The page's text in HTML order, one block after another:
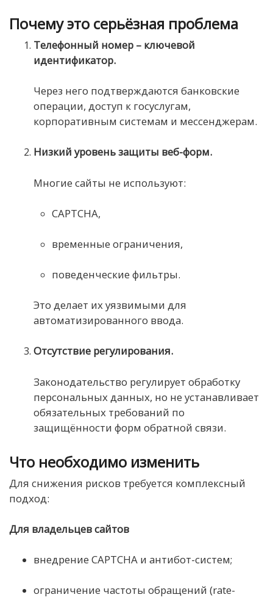
Почему это серьёзная проблема
Телефонный номер – ключевой
идентификатор.
Через него подтверждаются банковские
операции, доступ к госуслугам,
корпоративным системам и мессенджерам.
Низкий уровень защиты веб-форм.
Многие сайты не используют:
CAPTCHA,
временные ограничения,
поведенческие фильтры.
Это делает их уязвимыми для
автоматизированного ввода.
Отсутствие регулирования.
Законодательство регулирует обработку
персональных данных, но не устанавливает
обязательных требований по
защищённости форм обратной связи.
Что необходимо изменить
Для снижения рисков требуется комплексный
подход:
Для владельцев сайтов
внедрение CAPTCHA и антибот-систем;
ограничение частоты обращений (rate-